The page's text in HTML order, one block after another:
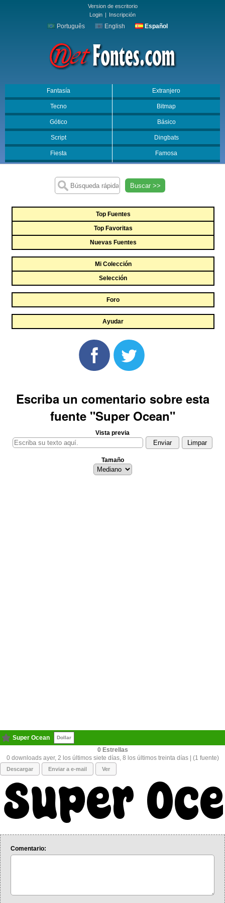
Version de escritorio
Login | Inscripción
Português English Español
Fantasía Extranjero
Tecno Bitmap
Gótico Básico
Script Dingbats
Fiesta Famosa
Buscar >>
Top Fuentes
Top Favoritas
Nuevas Fuentes
Mi Colección
Selección
Foro
Ayudar
Escriba un comentario sobre esta
fuente "Super Ocean"
Vista previa
Tamaño
Super Ocean Dollar
0
0 downloads ayer, 2 los últimos siete días, 8 los últimos treinta días | (1 fuente)
Descargar Enviar a e-mail Ver
Comentario: